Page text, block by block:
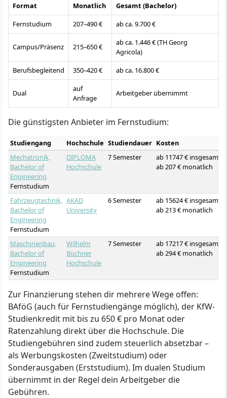
Format Monatlich
Gesamt (Bachelor)
Fernstudium
207–490 € ab ca. 9.700 €
Campus/Präsenz 215–650 €
ab ca. 1.446 € (TH Georg
Agricola)
Berufsbegleitend
350–420 € ab ca. 16.800 €
Dual
auf
Anfrage
Arbeitgeber übernimmt
Die günstigsten Anbieter im Fernstudium:
Studiengang Hochschule Studiendauer Kosten
Mechatronik,
Bachelor of
Engineering
Fernstudium
DIPLOMA
Hochschule
7 Semester
ab 11747 € insgesamt
ab 207 € monatlich
Fahrzeugtechnik,
Bachelor of
Engineering
Fernstudium
AKAD
University
6 Semester
ab 15624 € insgesamt
ab 213 € monatlich
Maschinenbau,
Bachelor of
Engineering
Fernstudium
Wilhelm
Büchner
Hochschule
7 Semester
ab 17217 € insgesamt
ab 294 € monatlich
Zur Finanzierung stehen dir mehrere Wege offen:
BAföG (auch für Fernstudiengänge möglich), der KfW-
Studienkredit mit bis zu 650 € pro Monat oder
Ratenzahlung direkt über die Hochschule. Die
Studiengebühren sind zudem steuerlich absetzbar –
als Werbungskosten (Zweitstudium) oder
Sonderausgaben (Erststudium). Im dualen Studium
übernimmt in der Regel dein Arbeitgeber die
Gebühren.